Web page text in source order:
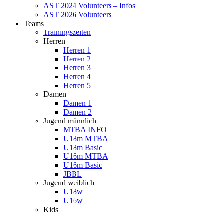
AST 2024 Volunteers – Infos
AST 2026 Volunteers
Teams
Trainingszeiten
Herren
Herren 1
Herren 2
Herren 3
Herren 4
Herren 5
Damen
Damen 1
Damen 2
Jugend männlich
MTBA INFO
U18m MTBA
U18m Basic
U16m MTBA
U16m Basic
JBBL
Jugend weiblich
U18w
U16w
Kids